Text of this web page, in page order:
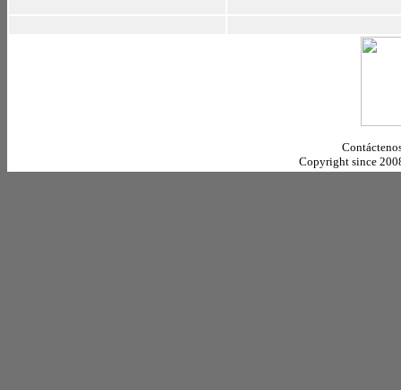
Copyright since